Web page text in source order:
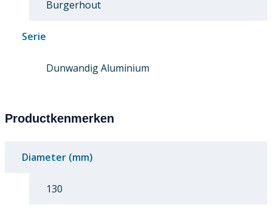
Burgerhout
Serie
Dunwandig Aluminium
Productkenmerken
Diameter (mm)
130